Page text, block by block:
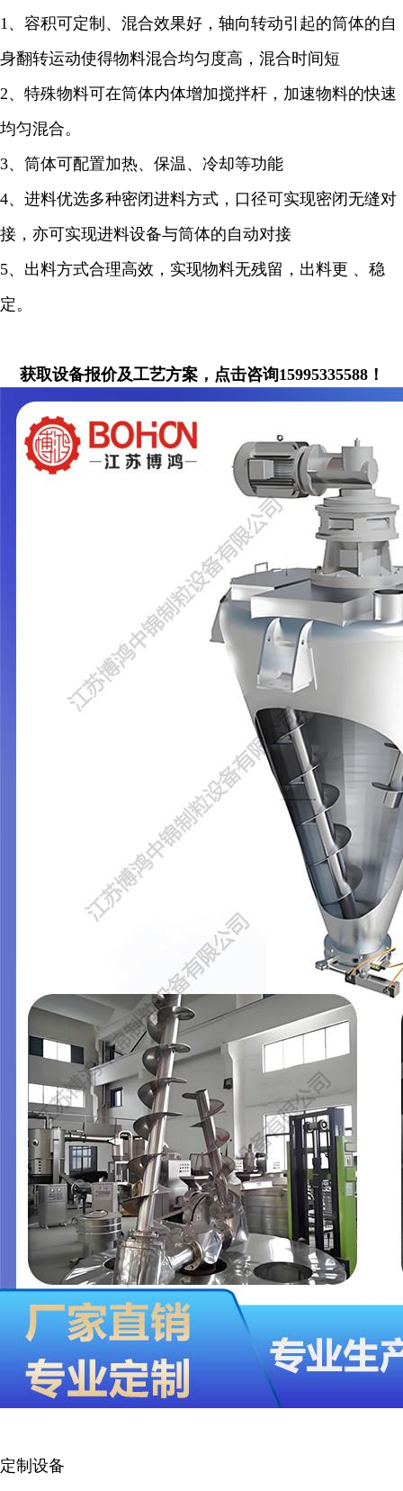
1、容积可定制、混合效果好，轴向转动引起的筒体的自
身翻转运动使得物料混合均匀度高，混合时间短
2、特殊物料可在筒体内体增加搅拌杆，加速物料的快速
均匀混合。
3、筒体可配置加热、保温、冷却等功能
4、进料优选多种密闭进料方式，口径可实现密闭无缝对
接，亦可实现进料设备与筒体的自动对接
5、出料方式合理高效，实现物料无残留，出料更 、稳
定。
获取设备报价及工艺方案，点击咨询15995335588！
定制设备